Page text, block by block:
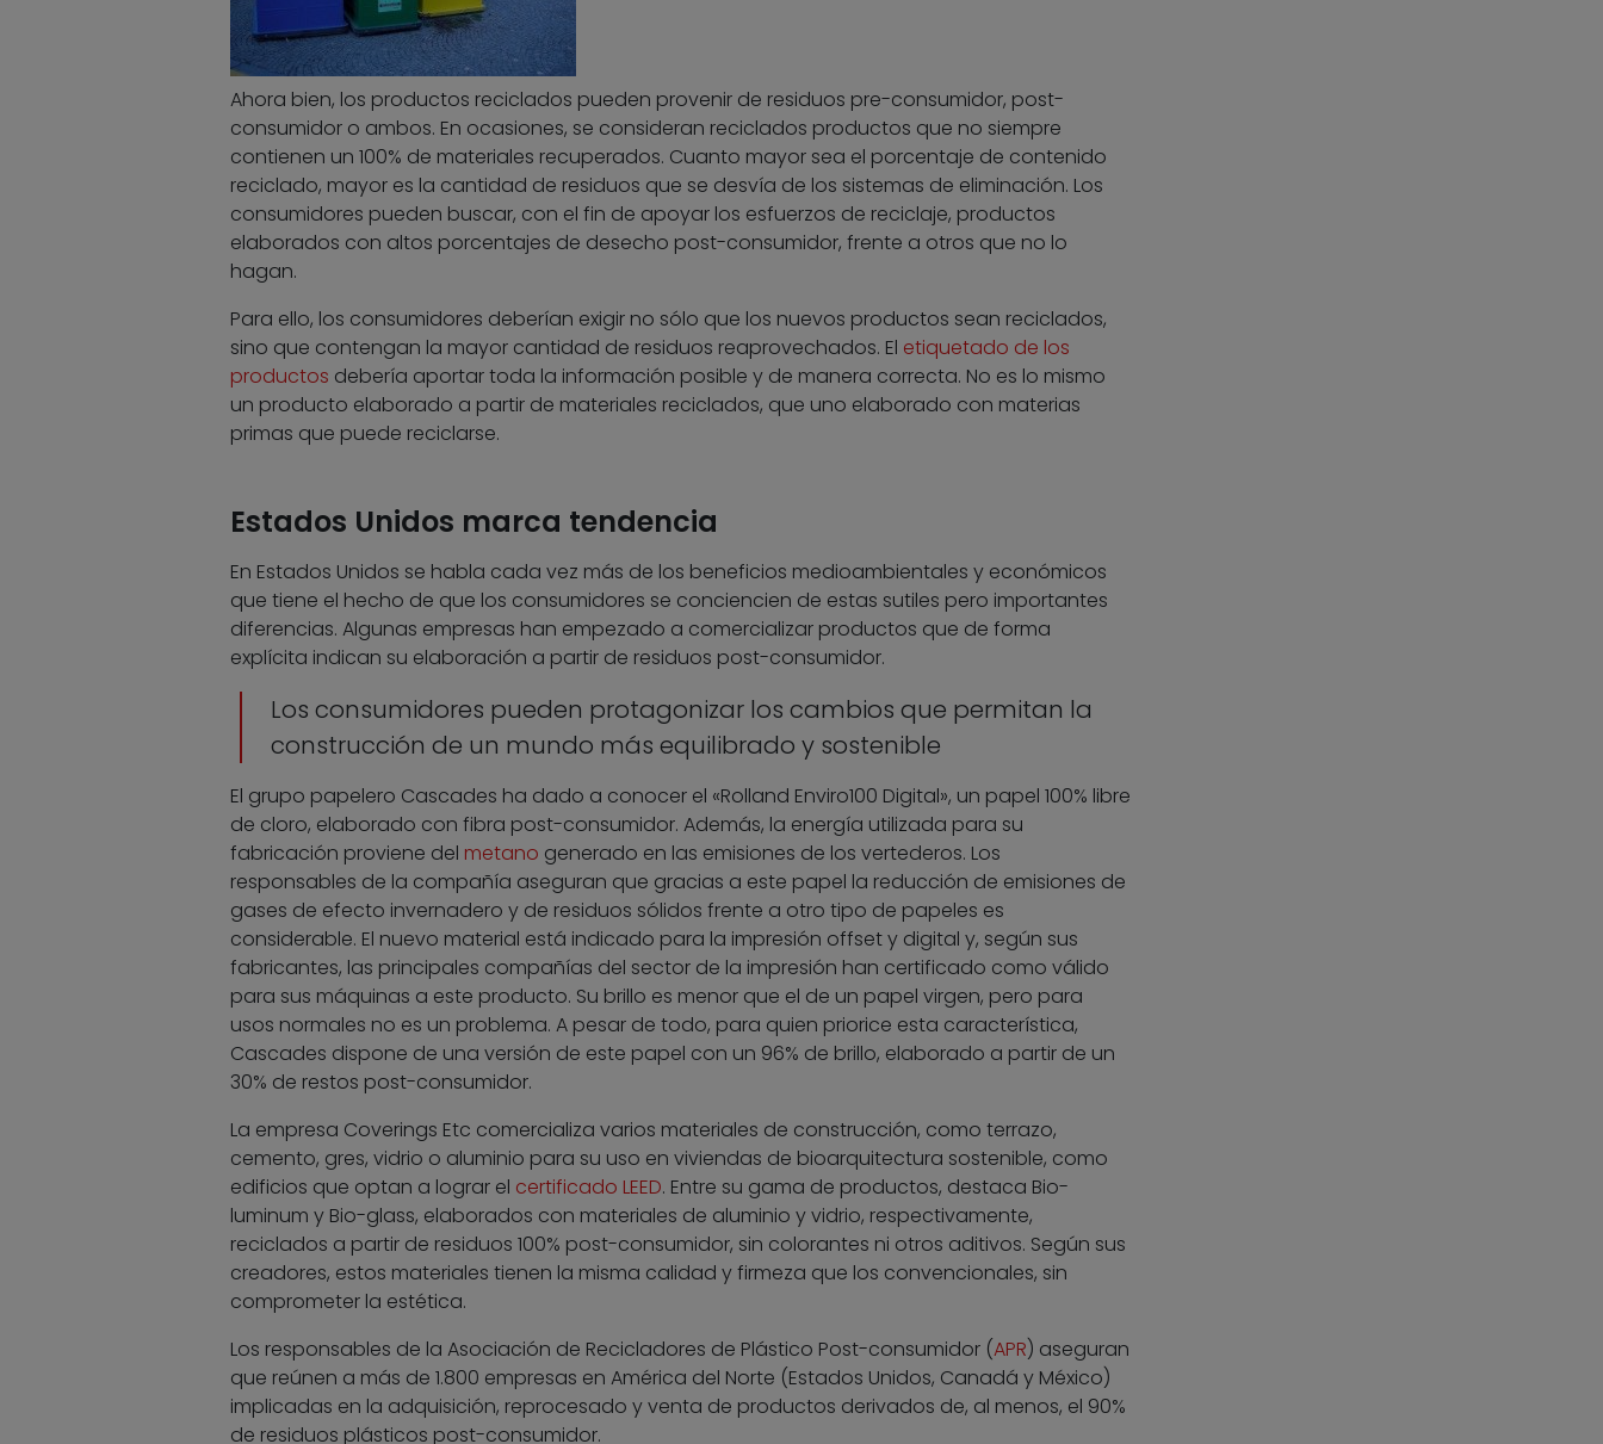
Ahora bien, los productos reciclados pueden provenir de residuos pre-consumidor, post-
consumidor o ambos. En ocasiones, se consideran reciclados productos que no siempre
contienen un 100% de materiales recuperados. Cuanto mayor sea el porcentaje de contenido
reciclado, mayor es la cantidad de residuos que se desvía de los sistemas de eliminación. Los
consumidores pueden buscar, con el fin de apoyar los esfuerzos de reciclaje, productos
elaborados con altos porcentajes de desecho post-consumidor, frente a otros que no lo
hagan.
Para ello, los consumidores deberían exigir no sólo que los nuevos productos sean reciclados,
sino que contengan la mayor cantidad de residuos reaprovechados. El etiquetado de los
productos debería aportar toda la información posible y de manera correcta. No es lo mismo
un producto elaborado a partir de materiales reciclados, que uno elaborado con materias
primas que puede reciclarse.
Estados Unidos marca tendencia
En Estados Unidos se habla cada vez más de los beneficios medioambientales y económicos
que tiene el hecho de que los consumidores se conciencien de estas sutiles pero importantes
diferencias. Algunas empresas han empezado a comercializar productos que de forma
explícita indican su elaboración a partir de residuos post-consumidor.
Los consumidores pueden protagonizar los cambios que permitan la
construcción de un mundo más equilibrado y sostenible
El grupo papelero Cascades ha dado a conocer el «Rolland Enviro100 Digital», un papel 100% libre
de cloro, elaborado con fibra post-consumidor. Además, la energía utilizada para su
fabricación proviene del metano generado en las emisiones de los vertederos. Los
responsables de la compañía aseguran que gracias a este papel la reducción de emisiones de
gases de efecto invernadero y de residuos sólidos frente a otro tipo de papeles es
considerable. El nuevo material está indicado para la impresión offset y digital y, según sus
fabricantes, las principales compañías del sector de la impresión han certificado como válido
para sus máquinas a este producto. Su brillo es menor que el de un papel virgen, pero para
usos normales no es un problema. A pesar de todo, para quien priorice esta característica,
Cascades dispone de una versión de este papel con un 96% de brillo, elaborado a partir de un
30% de restos post-consumidor.
La empresa Coverings Etc comercializa varios materiales de construcción, como terrazo,
cemento, gres, vidrio o aluminio para su uso en viviendas de bioarquitectura sostenible, como
edificios que optan a lograr el certificado LEED. Entre su gama de productos, destaca Bio-
luminum y Bio-glass, elaborados con materiales de aluminio y vidrio, respectivamente,
reciclados a partir de residuos 100% post-consumidor, sin colorantes ni otros aditivos. Según sus
creadores, estos materiales tienen la misma calidad y firmeza que los convencionales, sin
comprometer la estética.
Los responsables de la Asociación de Recicladores de Plástico Post-consumidor (APR) aseguran
que reúnen a más de 1.800 empresas en América del Norte (Estados Unidos, Canadá y México)
implicadas en la adquisición, reprocesado y venta de productos derivados de, al menos, el 90%
de residuos plásticos post-consumidor.